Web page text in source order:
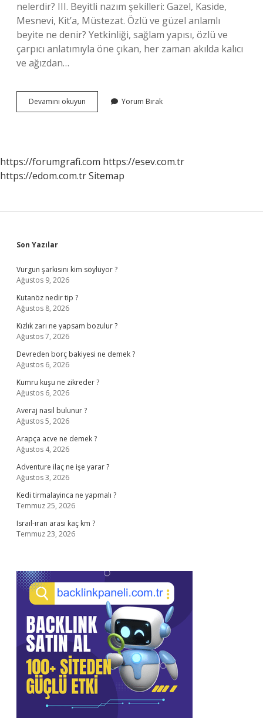
nelerdir? III. Beyitli nazım şekilleri: Gazel, Kaside,
Mesnevi, Kit’a, Müstezat. Özlü ve güzel anlamlı
beyite ne denir? Yetkinliği, sağlam yapısı, özlü ve
çarpıcı anlatımıyla öne çıkan, her zaman akılda kalıcı
ve ağızdan…
Devamını okuyun
Guzel
Yorum Bırak
https://forumgrafi.com https://esev.com.tr
https://edom.com.trSitemap
Sidebar
Son Yazılar
Vurgun şarkısını kim söylüyor ?
Ağustos 9, 2026
Kutanöz nedir tip ?
Ağustos 8, 2026
Kızlık zarı ne yapsam bozulur ?
Ağustos 7, 2026
Devreden borç bakiyesi ne demek ?
Ağustos 6, 2026
Kumru kuşu ne zikreder ?
Ağustos 6, 2026
Averaj nasıl bulunur ?
Ağustos 5, 2026
Arapça acve ne demek ?
Ağustos 4, 2026
Adventure ilaç ne işe yarar ?
Ağustos 3, 2026
Kedi tirmalayinca ne yapmalı ?
Temmuz 25, 2026
Israıl-ıran arası kaç km ?
Temmuz 23, 2026